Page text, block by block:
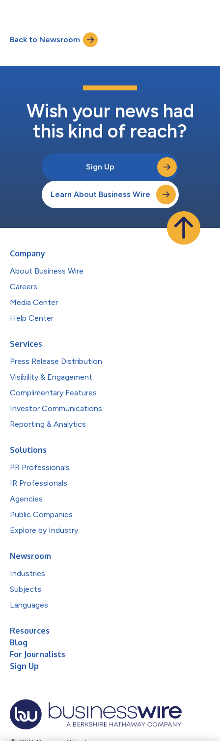
op een nieuw begrip van de onderliggende biologische
oorzaken van veroudering, door het creëren van evidence-
based en wetenschappelijk o...
Back to Newsroom
Wish your news had
this kind of reach?
Sign Up
Learn About Business Wire
Company
About Business Wire
Careers
Media Center
Help Center
Services
Press Release Distribution
Visibility & Engagement
Complimentary Features
Investor Communications
Reporting & Analytics
Solutions
PR Professionals
IR Professionals
Agencies
Public Companies
Explore by Industry
Newsroom
Industries
Subjects
Languages
Resources
Blog
For Journalists
Sign Up
© 2026 Business Wire, Inc.